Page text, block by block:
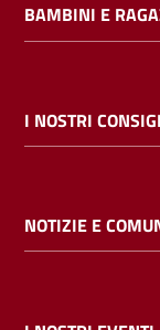
Cerca nei
cataloghi
Chiedi al
BAMBINI E
I NOSTRI
NOTIZIE E